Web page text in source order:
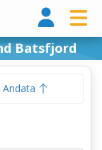
Batsfjord
Andata